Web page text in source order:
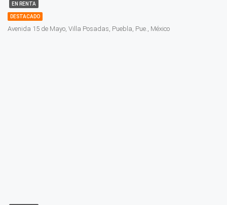
EN RENTA
DESTACADO
Avenida 15 de Mayo, Villa Posadas, Puebla, Pue., México